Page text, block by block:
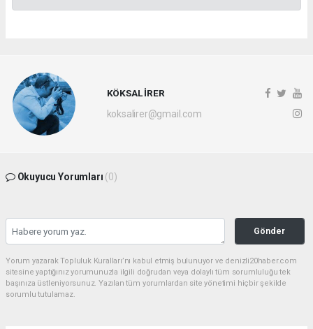
KÖKSAL İRER
koksalirer@gmail.com
Okuyucu Yorumları (0)
Gönder
Yorum yazarak Topluluk Kuralları’nı kabul etmiş bulunuyor ve denizli20haber.com
sitesine yaptığınız yorumunuzla ilgili doğrudan veya dolaylı tüm sorumluluğu tek
başınıza üstleniyorsunuz. Yazılan tüm yorumlardan site yönetimi hiçbir şekilde
sorumlu tutulamaz.